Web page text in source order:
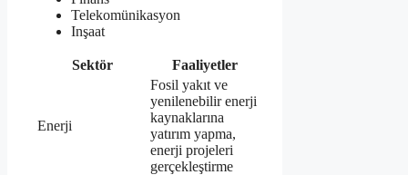
Telekomünikasyon
Inşaat
Sektör Faaliyetler
Enerji
Fosil yakıt ve
yenilenebilir enerji
kaynaklarına
yatırım yapma,
enerji projeleri
gerçekleştirme